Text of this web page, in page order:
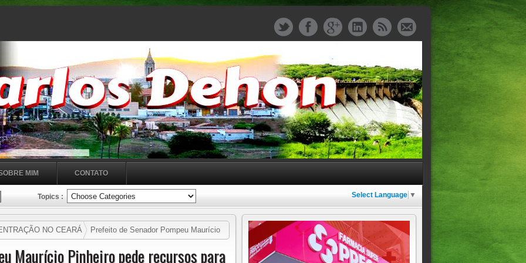
MIM CONTATO
Topics : Select Language ▼
NO CEARÁ
Prefeito de Senador Pompeu Maurício
Maurício Pinheiro pede recursos para